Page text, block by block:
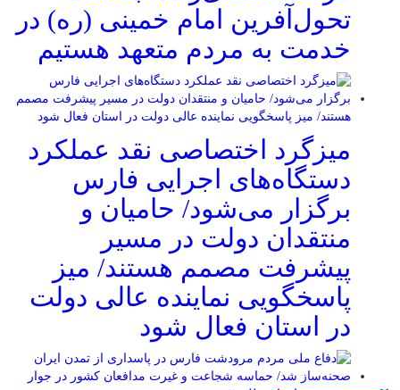
تحول‌آفرین امام خمینی (ره) در
خدمت به مردم متعهد هستیم
میزگرد اختصاصی نقد عملکرد
دستگاه‌های اجرایی فارس
برگزار می‌شود/ حامیان و
منتقدان دولت در مسیر
پیشرفت مصمم هستند/ میز
پاسخگویی نماینده عالی دولت
در استان فعال شود